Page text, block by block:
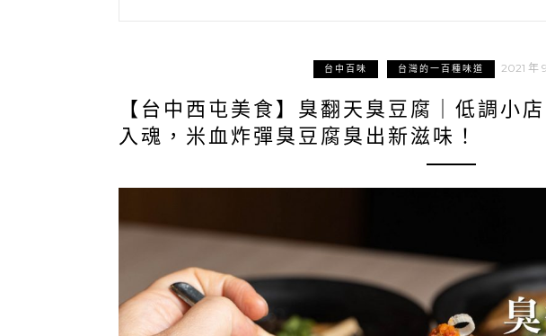
台中百味 台灣的一百種味道 2021 年
【台中西屯美食】臭翻天臭豆腐｜低調小
入魂，米血炸彈臭豆腐臭出新滋味！